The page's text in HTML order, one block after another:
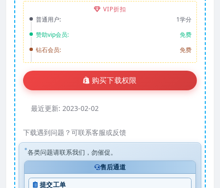
VIP折扣
普通用户:
1学分
赞助vip会员:
免费
钻石会员:
免费
购买下载权限
最近更新: 2023-02-02
下载遇到问题？可联系客服或反馈
各类问题请联系我们，勿催促。
售后通道
提交工单